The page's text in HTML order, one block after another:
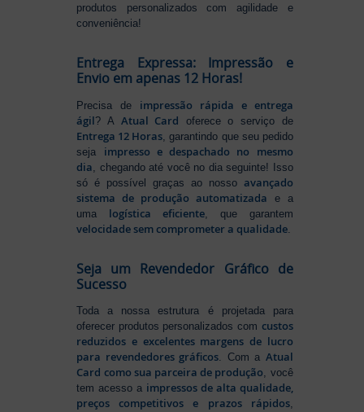
produtos personalizados com agilidade e
conveniência!
Entrega Expressa: Impressão e
Envio em apenas 12 Horas!
Precisa de impressão rápida e entrega
ágil? A Atual Card oferece o serviço de
Entrega 12 Horas , garantindo que seu pedido
seja impresso e despachado no mesmo
dia , chegando até você no dia seguinte! Isso
só é possível graças ao nosso avançado
sistema de produção automatizada e a
uma logística eficiente , que garantem
velocidade sem comprometer a qualidade
Seja um Revendedor Gráfico de
Sucesso
Toda a nossa estrutura é projetada para
oferecer produtos personalizados com custos
reduzidos e excelentes margens de lucro
para revendedores gráficos. Com a Atual
Card como sua parceira de produção, você
tem acesso a impressos de alta qualidade,
preços competitivos e prazos rápidos,